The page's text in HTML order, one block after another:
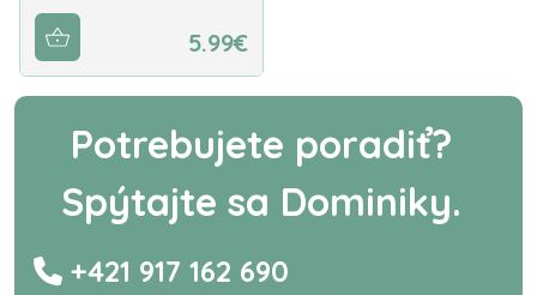
5.99€
Potrebujete poradiť?
Spýtajte sa Dominiky.
+421 917 162 690